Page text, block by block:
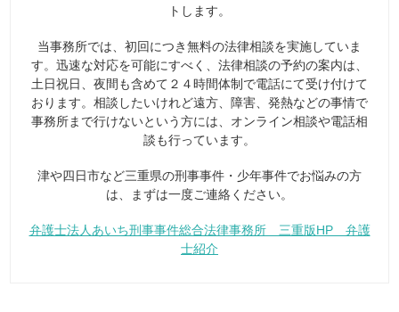
トします。
当事務所では、初回につき無料の法律相談を実施していま
す。迅速な対応を可能にすべく、法律相談の予約の案内は、
土日祝日、夜間も含めて２４時間体制で電話にて受け付けて
おります。相談したいけれど遠方、障害、発熱などの事情で
事務所まで行けないという方には、オンライン相談や電話相
談も行っています。
津や四日市など三重県の刑事事件・少年事件でお悩みの方
は、まずは一度ご連絡ください。
弁護士法人あいち刑事事件総合法律事務所 三重版HP 弁護
士紹介